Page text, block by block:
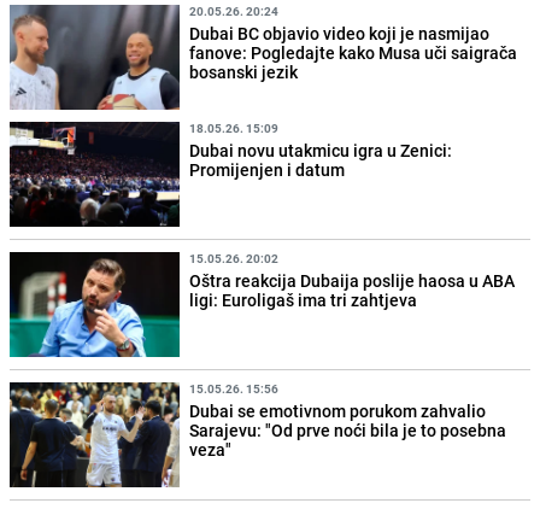
20.05.26. 20:24
Dubai BC objavio video koji je nasmijao
fanove: Pogledajte kako Musa uči saigrača
bosanski jezik
18.05.26. 15:09
Dubai novu utakmicu igra u Zenici:
Promijenjen i datum
15.05.26. 20:02
Oštra reakcija Dubaija poslije haosa u ABA
ligi: Euroligaš ima tri zahtjeva
15.05.26. 15:56
Dubai se emotivnom porukom zahvalio
Sarajevu: "Od prve noći bila je to posebna
veza"